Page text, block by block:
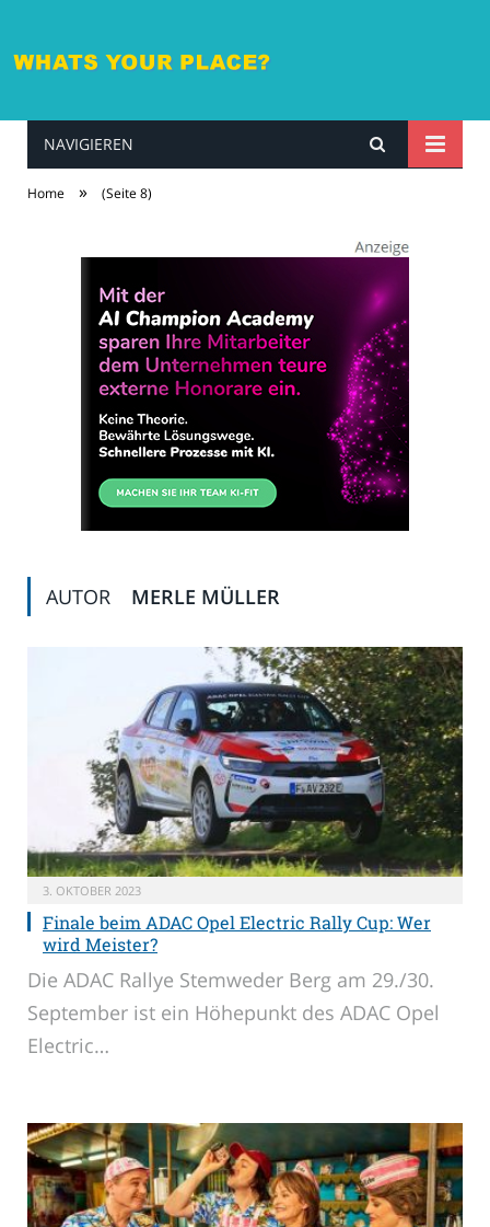
whatsyourplace.de
NAVIGIEREN
Home » (Seite 8)
AUTOR MERLE MÜLLER
3. OKTOBER 2023
Finale beim ADAC Opel Electric Rally Cup: Wer
wird Meister?
Die ADAC Rallye Stemweder Berg am 29./30.
September ist ein Höhepunkt des ADAC Opel
Electric…